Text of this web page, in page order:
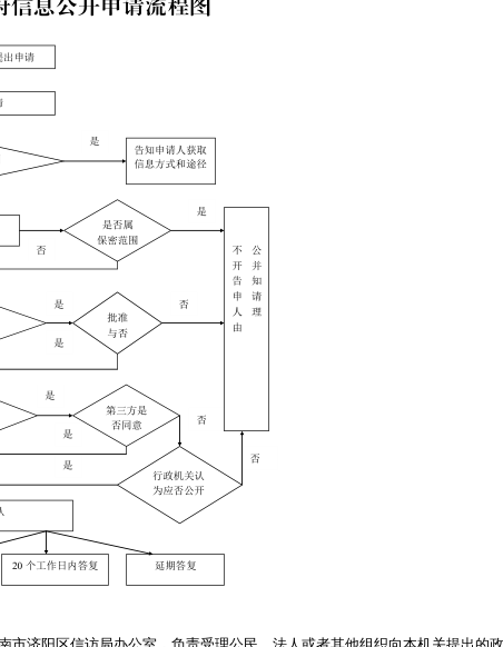
市济阳区信访局办公室 ，负责受理公民、法人或者其他组织向本机关提出的